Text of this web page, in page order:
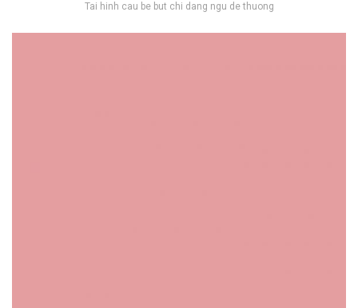
Tai hinh cau be but chi dang ngu de thuong